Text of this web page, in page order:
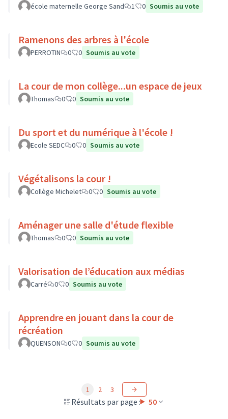
école maternelle George Sand 1 0 Soumis au vote
Ramenons des arbres à l'école
PERROTIN 0 0 Soumis au vote
La cour de mon collège...un espace de jeux
Thomas 0 0 Soumis au vote
Du sport et du numérique à l'école !
Ecole SEDC 0 0 Soumis au vote
Végétalisons la cour !
Collège Michelet 0 0 Soumis au vote
Aménager une salle d'étude flexible
Thomas 0 0 Soumis au vote
Valorisation de l’éducation aux médias
Carré 0 0 Soumis au vote
Apprendre en jouant dans la cour de
récréation
QUENSON 0 0 Soumis au vote
Résultats par page : 50
1 2 3